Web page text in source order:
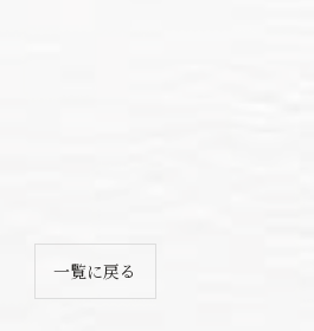
一覧に戻る